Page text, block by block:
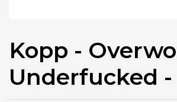
Kopp -
Underfucked